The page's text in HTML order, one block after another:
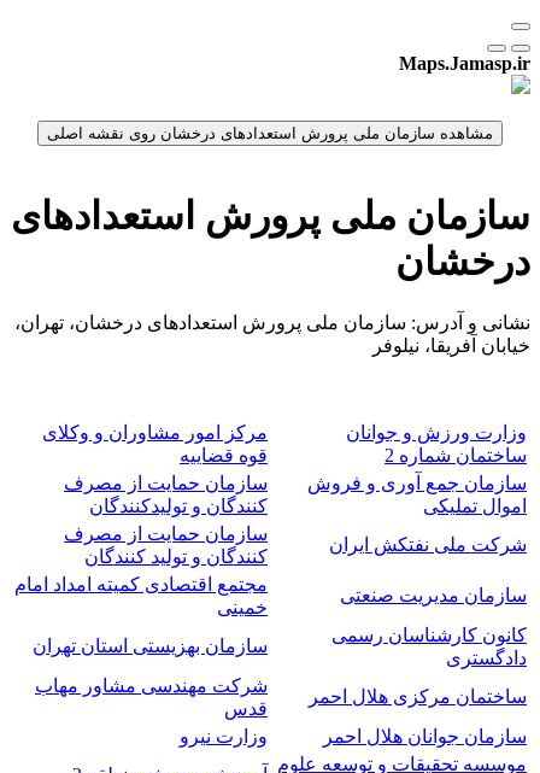
Maps.Jamasp.ir
سازمان ملی پرورش استعدادهای
درخشان
نشانی و آدرس: سازمان ملی پرورش استعدادهای درخشان، تهران،
خیابان آفریقا، نیلوفر
وزارت ورزش و جوانان
ساختمان شماره 2
مرکز امور مشاوران و وکلای
قوه قضاییه
سازمان جمع آوری و فروش
اموال تملیکی
سازمان حمایت از مصرف
کنندگان و تولیدکنندگان
شرکت ملی نفتکش ایران
سازمان حمایت از مصرف
کنندگان و تولید کنندگان
سازمان مدیریت صنعتی
مجتمع اقتصادی کمیته امداد امام
خمینی
کانون کارشناسان رسمی
دادگستری
سازمان بهزیستی استان تهران
ساختمان مرکزی هلال احمر
شرکت مهندسی مشاور مهاب
قدس
سازمان جوانان هلال احمر
وزارت نیرو
موسسه تحقیقات و توسعه علوم